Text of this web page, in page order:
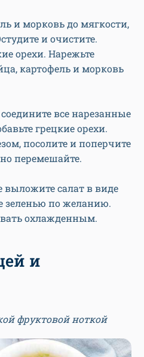
и морковь до мягкости,
и очистите.
орехи. Нарежьте
картофель и морковь
все нарезанные
грецкие орехи.
посолите и поперчите
перемешайте.
салат в виде
зеленью по желанию.
охлажденным.
и
фруктовой ноткой